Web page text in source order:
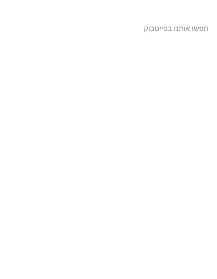
חפשו אותנו בפייסבוק